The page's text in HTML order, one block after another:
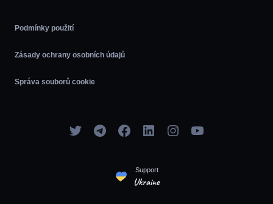
Podmínky použití
Zásady ochrany osobních údajů
Správa souborů cookie
Support
Ukraine